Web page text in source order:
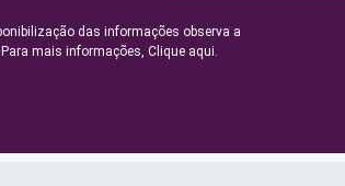
das informações observa a
mais informações, Clique aqui.